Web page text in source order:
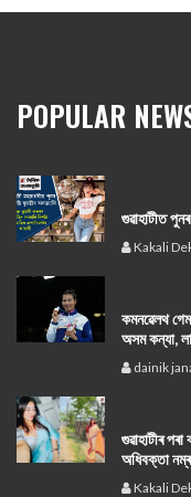
POPULAR
গুৱাহাটীত
Kakali
কমনৱেলথ
অসম কন্যা,
dainik
গুৱাহাটীৰ
অধিবক্তা
Kakali